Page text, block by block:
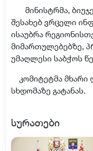
მინისტრმა,
შესახებ ვრცელი
ისაუბრა
მიმართულებებზე,
უმაღლესი საბჭოს
კომიტეტმა მხარი
სხდომაზე გატანას.
სურათები